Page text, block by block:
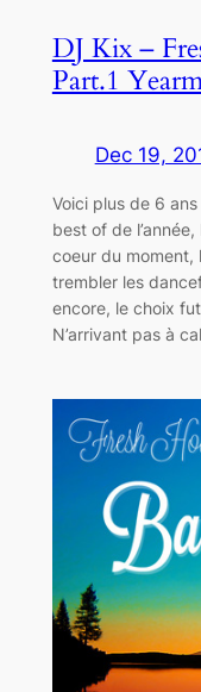
DJ Kix –
Part.1
Dec 19,
Voici plus de 6
best of de
coeur du
trembler les
encore, le choix
N’arrivant pas à